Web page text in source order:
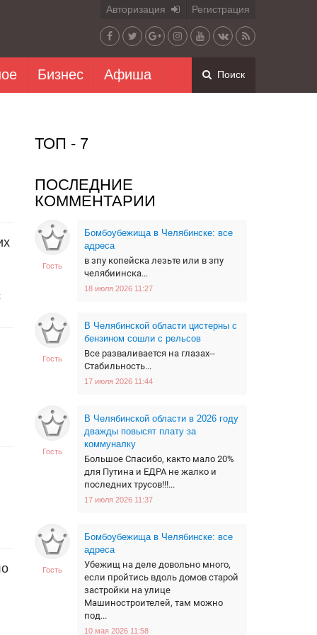
Авторизация Регистрация
Бизнес Афиша Поиск
ТОП - 7
ПОСЛЕДНИЕ
КОММЕНТАРИИ
Гость
Бомбоубежища в Челябинске: все
адреса
в зпу копейска лезьте или в зпу
челябиинска...
18 июля 2026 11:27
Гость
В Челябинской области цистерны с
бензином сошли с рельсов
Все разваливается на глазах--
Стабильность...
17 июля 2026 11:44
Гость
В Челябинской области в 2026 году
дважды повысят плату за
коммуналку
Большое Спасибо, както мало 20%
для Путина и ЕДРА не жалко и
последних трусов!!!...
17 июля 2026 11:37
Гость
Бомбоубежища в Челябинске: все
адреса
Убежищ на деле довольно много,
если пройтись вдоль домов старой
застройки на улице
Машиностроителей, там можно
под...
10 мая 2026 11:58